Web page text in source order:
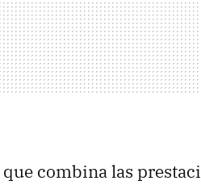
que combina las